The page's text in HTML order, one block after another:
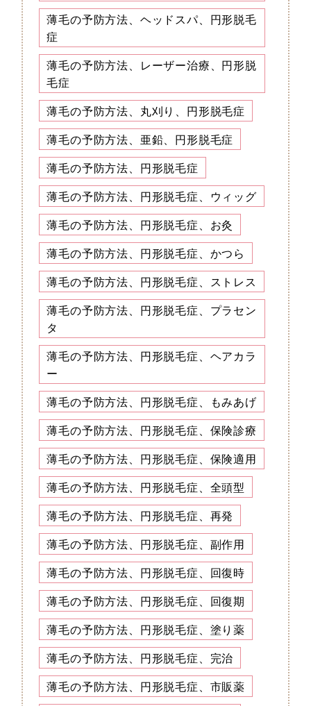
薄毛の予防方法、ヘッドスパ、円形脱毛
症
薄毛の予防方法、レーザー治療、円形脱
毛症
薄毛の予防方法、丸刈り、円形脱毛症
薄毛の予防方法、亜鉛、円形脱毛症
薄毛の予防方法、円形脱毛症
薄毛の予防方法、円形脱毛症、ウィッグ
薄毛の予防方法、円形脱毛症、お灸
薄毛の予防方法、円形脱毛症、かつら
薄毛の予防方法、円形脱毛症、ストレス
薄毛の予防方法、円形脱毛症、プラセン
タ
薄毛の予防方法、円形脱毛症、ヘアカラ
ー
薄毛の予防方法、円形脱毛症、もみあげ
薄毛の予防方法、円形脱毛症、保険診療
薄毛の予防方法、円形脱毛症、保険適用
薄毛の予防方法、円形脱毛症、全頭型
薄毛の予防方法、円形脱毛症、再発
薄毛の予防方法、円形脱毛症、副作用
薄毛の予防方法、円形脱毛症、回復時
薄毛の予防方法、円形脱毛症、回復期
薄毛の予防方法、円形脱毛症、塗り薬
薄毛の予防方法、円形脱毛症、完治
薄毛の予防方法、円形脱毛症、市販薬